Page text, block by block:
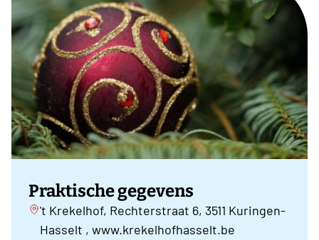
Praktische gegevens
't Krekelhof, Rechterstraat 6, 3511 Kuringen-
Hasselt , www.krekelhofhasselt.be